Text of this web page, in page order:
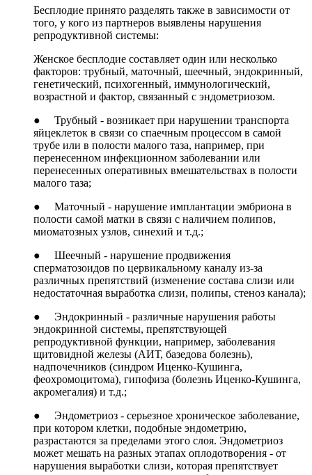
Бесплодие принято разделять также в зависимости от
того, у кого из партнеров выявлены нарушения
репродуктивной системы:
Женское бесплодие составляет один или несколько
факторов: трубный, маточный, шеечный, эндокринный,
генетический, психогенный, иммунологический,
возрастной и фактор, связанный с эндометриозом.
● Трубный - возникает при нарушении транспорта
яйцеклеток в связи со спаечным процессом в самой
трубе или в полости малого таза, например, при
перенесенном инфекционном заболевании или
перенесенных оперативных вмешательствах в полости
малого таза;
● Маточный - нарушение имплантации эмбриона в
полости самой матки в связи с наличием полипов,
миоматозных узлов, синехий и т.д.;
● Шеечный - нарушение продвижения
сперматозоидов по цервикальному каналу из-за
различных препятствий (изменение состава слизи или
недостаточная выработка слизи, полипы, стеноз канала);
● Эндокринный - различные нарушения работы
эндокринной системы, препятствующей
репродуктивной функции, например, заболевания
щитовидной железы (АИТ, базедова болезнь),
надпочечников (синдром Иценко-Кушинга,
феохромоцитома), гипофиза (болезнь Иценко-Кушинга,
акромегалия) и т.д.;
● Эндометриоз - серьезное хроническое заболевание,
при котором клетки, подобные эндометрию,
разрастаются за пределами этого слоя. Эндометриоз
может мешать на разных этапах оплодотворения - от
нарушения выработки слизи, которая препятствует